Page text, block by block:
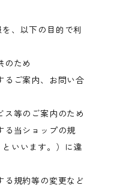
、以下の目的で利
のため
るご案内、お問い合
ス等のご案内のため
る当ショップの規
いいます。）に違
る規約等の変更など